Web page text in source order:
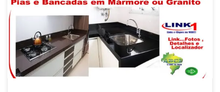
Granito – Valparaíso de Goiás / GO Fabricante de Pias e Lavatórios
em Mármore Branco Siena , Entrega no Lago Sul / Brasília / DF
Fabricante de Bancadas em Quartzito Perla, Entrega no Park Way
/ Brasília / DF […]